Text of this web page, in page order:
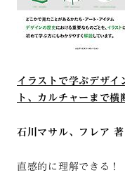
イラストで学ぶデザイ
ト、カルチャーまで横
石川マサル、フレア
直感的に理解できる！